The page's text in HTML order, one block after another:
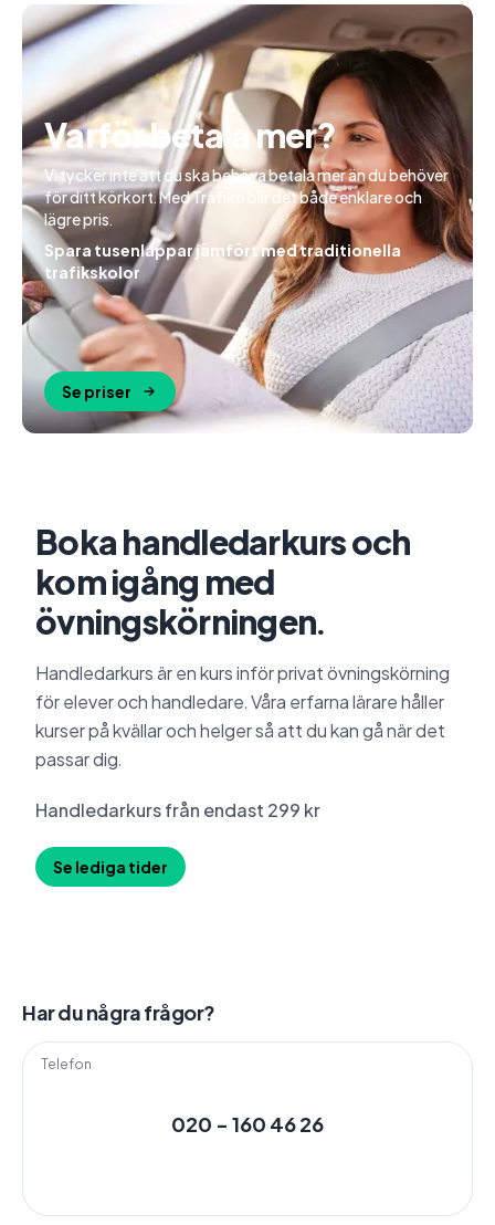
Varför betala mer?
Vi tycker inte att du ska behöva betala mer än du behöver
för ditt körkort. Med Trafiko blir det både enklare och
lägre pris.
Spara tusenlappar jämfört med traditionella
trafikskolor
Se priser
Boka handledarkurs och
kom igång med
övningskörningen.
Handledarkurs är en kurs inför privat övningskörning
för elever och handledare. Våra erfarna lärare håller
kurser på kvällar och helger så att du kan gå när det
passar dig.
Handledarkurs från endast 299 kr
Se lediga tider
Har du några frågor?
Telefon
020 - 160 46 26